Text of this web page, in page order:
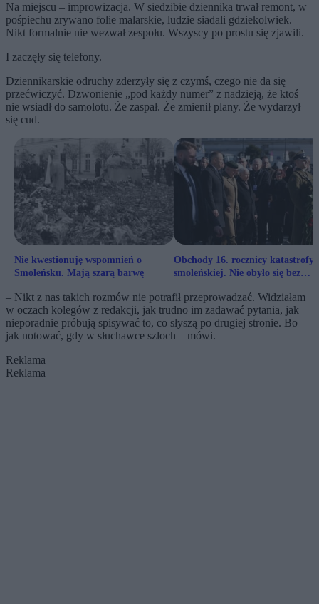
Na miejscu – improwizacja. W siedzibie dziennika trwał remont, w
pośpiechu zrywano folie malarskie, ludzie siadali gdziekolwiek.
Nikt formalnie nie wezwał zespołu. Wszyscy po prostu się zjawili.
I zaczęły się telefony.
Dziennikarskie odruchy zderzyły się z czymś, czego nie da się
przećwiczyć. Dzwonienie „pod każdy numer” z nadzieją, że ktoś
nie wsiadł do samolotu. Że zaspał. Że zmienił plany. Że wydarzył
się cud.
Nie kwestionuję wspomnień o
Smoleńsku. Mają szarą barwę
Obchody 16. rocznicy katastrofy
smoleńskiej. Nie obyło się bez
– Nikt z nas takich rozmów nie potrafił przeprowadzać. Widziałam
w oczach kolegów z redakcji, jak trudno im zadawać pytania, jak
nieporadnie próbują spisywać to, co słyszą po drugiej stronie. Bo
jak notować, gdy w słuchawce szloch – mówi.
Reklama
Reklama